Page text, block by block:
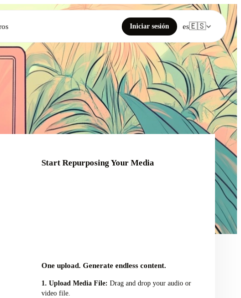
Iniciar sesión es🇪🇸
Start Repurposing Your Media
One upload. Generate endless content.
Upload Media File: Drag and drop your audio or
video file.